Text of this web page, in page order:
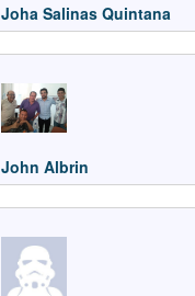
Joha Salinas Quintana
John Albrin